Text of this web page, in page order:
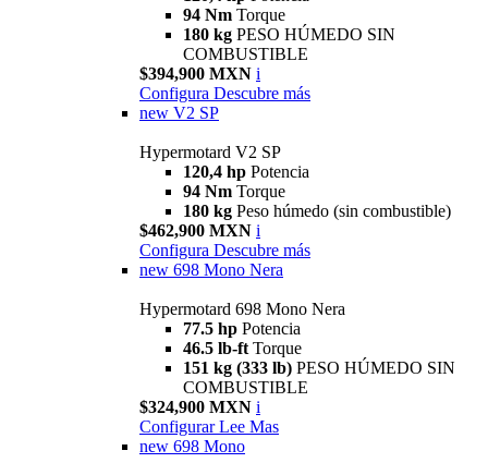
94 Nm Torque
180 kg PESO HÚMEDO SIN
COMBUSTIBLE
$394,900 MXN i
Configura Descubre más
new V2 SP
Hypermotard V2 SP
120,4 hp Potencia
94 Nm Torque
180 kg Peso húmedo (sin combustible)
$462,900 MXN i
Configura Descubre más
new 698 Mono Nera
Hypermotard 698 Mono Nera
77.5 hp Potencia
46.5 lb-ft Torque
151 kg (333 lb) PESO HÚMEDO SIN
COMBUSTIBLE
$324,900 MXN i
Configurar Lee Mas
new 698 Mono